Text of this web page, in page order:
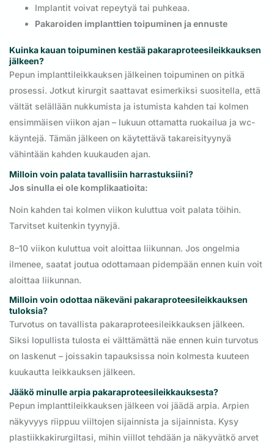
Implantit voivat repeytyä tai puhkeaa.
Pakaroiden implanttien toipuminen ja ennuste
Kuinka kauan toipuminen kestää pakaraproteesileikkauksen
jälkeen?
Pepun implanttileikkauksen jälkeinen toipuminen on pitkä
prosessi. Jotkut kirurgit saattavat esimerkiksi suositella, että
vältät selällään nukkumista ja istumista kahden tai kolmen
ensimmäisen viikon ajan – lukuun ottamatta ruokailua ja wc-
käyntejä. Tämän jälkeen on käytettävä takareisityynyä
vähintään kahden kuukauden ajan.
Milloin voin palata tavallisiin harrastuksiini?
Jos sinulla ei ole komplikaatioita:
Noin kahden tai kolmen viikon kuluttua voit palata töihin.
Tarvitset kuitenkin tyynyjä.
8–10 viikon kuluttua voit aloittaa liikunnan. Jos ongelmia
ilmenee, saatat joutua odottamaan pidempään ennen kuin voit
aloittaa liikunnan.
Milloin voin odottaa näkeväni pakaraproteesileikkauksen
tuloksia?
Turvotus on tavallista pakaraproteesileikkauksen jälkeen.
Siksi lopullista tulosta ei välttämättä näe ennen kuin turvotus
on laskenut – joissakin tapauksissa noin kolmesta kuuteen
kuukautta leikkauksen jälkeen.
Jääkö minulle arpia pakaraproteesileikkauksesta?
Pepun implanttileikkauksen jälkeen voi jäädä arpia. Arpien
näkyvyys riippuu viiltojen sijainnista ja sijainnista. Kysy
plastiikkakirurgiltasi, mihin viillot tehdään ja näkyvätkö arvet